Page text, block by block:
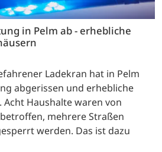
in Pelm ab - erhebliche
Ladekran hat in Pelm
abgerissen und erhebliche
Acht Haushalte waren von
mehrere Straßen
werden. Das ist dazu